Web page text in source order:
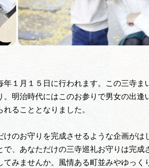
１月１５日に行われます。この三寺ま
明治時代にはこのお参りで男女の出逢
ることとなりました。
のお守りを完成させるような企画がは
、あなただけの三寺巡礼お守りは完成
みませんか。風情ある町並みやゆっく